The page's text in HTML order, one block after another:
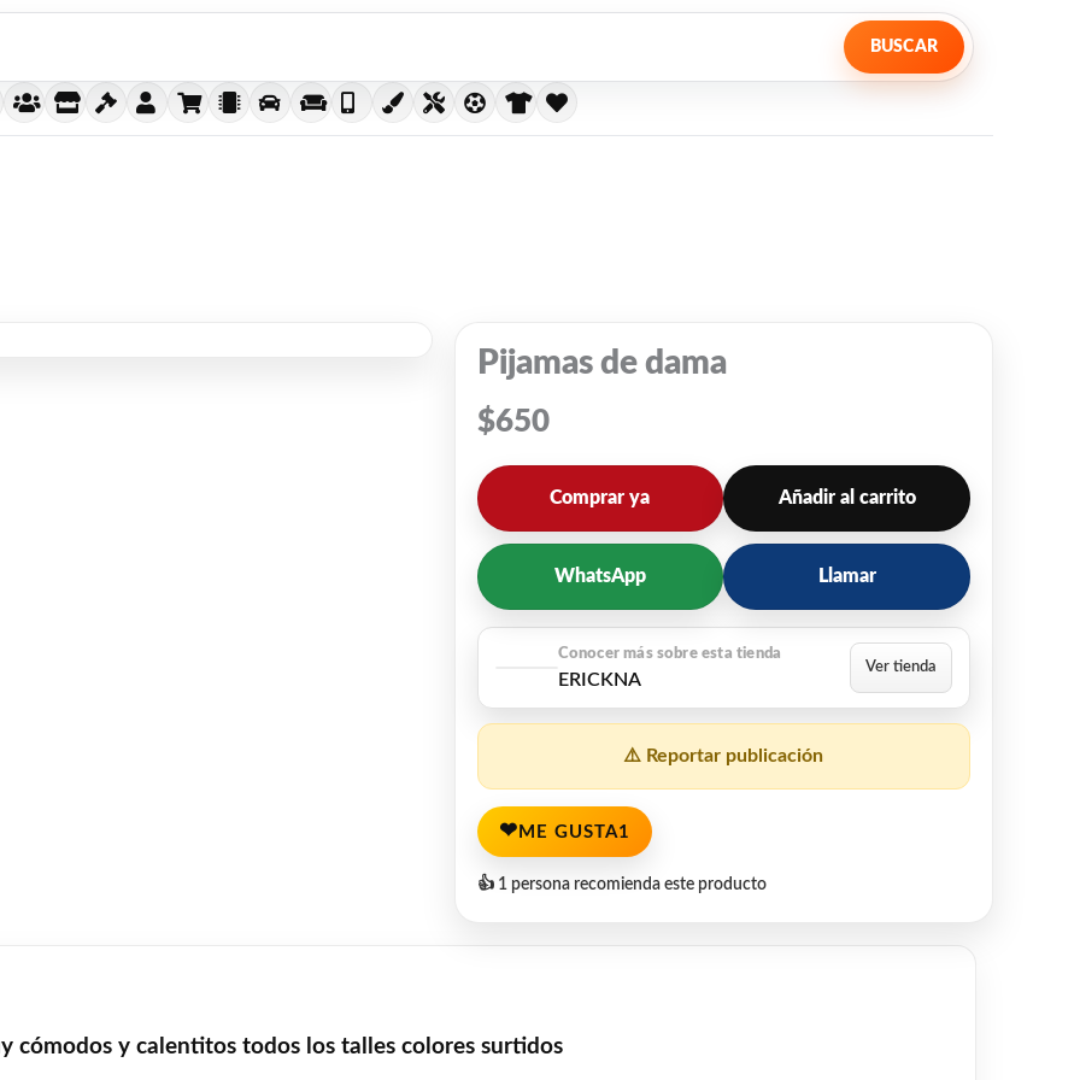
BUSCAR
Pijamas de dama
$650
Comprar ya Añadir al carrito
WhatsApp Llamar
ERICKNA
⚠️ Reportar publicación
❤ ME GUSTA1
👍 1 persona recomienda este producto
cómodos y calentitos todos los talles colores surtidos